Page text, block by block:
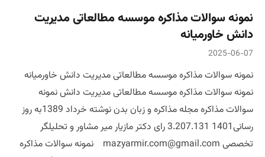
نمونه سوالات مذاکره موسسه مطالعاتی مدیریت
دانش خاورمیانه
2025-06-07
نمونه سوالات مذاکره موسسه مطالعاتی مدیریت دانش خاورمیانه
نمونه سوالات مذاکره موسسه مطالعاتی مدیریت دانش نمونه
سوالات مذاکره مجله مذاکره و زبان بدن نوشته خرداد 1389به روز
رسانی1401 3.207.131 رای دکتر مازیار میر مشاور و تحلیلگر
تخصصی mazyarmir.com@gmail.com نمونه سوالات مذاکره